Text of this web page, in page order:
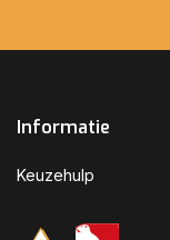
Informatie
Keuzehulp